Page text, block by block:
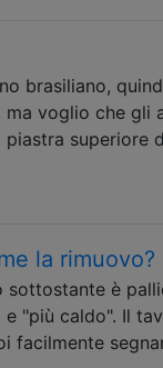
brasiliano,
voglio che gli
superiore
la rimuovo?
sottostante è
"più caldo". Il
facilmente